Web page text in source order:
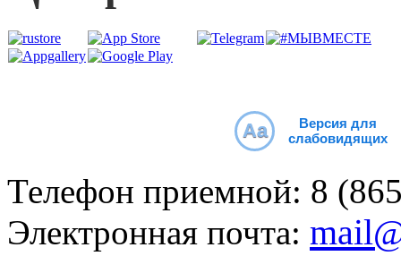
Aa
Версия для
слабовидящих
Телефон приемной: 8
Электронная почта: